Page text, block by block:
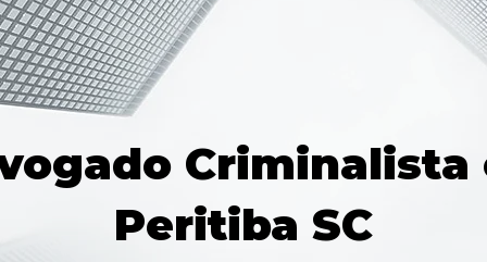
Criminalista
Peritiba SC